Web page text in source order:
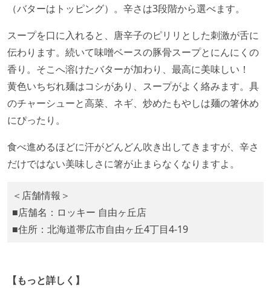
（バターはトッピング）。辛さは3段階から選べます。
スープを口に入れると、唐辛子のピリリとした刺激が舌に
伝わります。続いて味噌ベースの豚骨スープとにんにくの
香り。そこへ溶けたバターが加わり、最高に美味しい！
黄色いちぢれ麺はコシがあり、スープがよく絡みます。具
のチャーシューと高菜、ネギ、炒めたもやしは麺の箸休め
にぴったり。
食べ進めるほどに汗がどんどん吹き出してきますが、辛さ
だけではない美味しさに箸が止まらなくなりますよ。
＜店舗情報＞
■店舗名：ロッキー 自由ヶ丘店
■住所：北海道帯広市自由ヶ丘4丁目4-19
【もっと詳しく】